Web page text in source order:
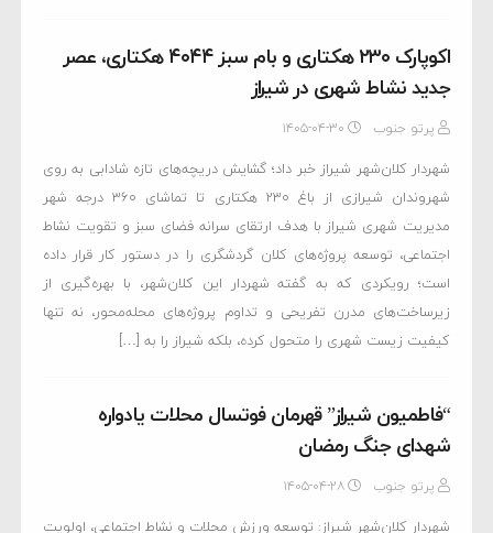
اکوپارک ۲۳۰ هکتاری و بام سبز ۴۰۴۴ هکتاری، عصر
جدید نشاط شهری در شیراز
پرتو جنوب ۱۴۰۵-۰۴-۳۰
شهردار کلان‌شهر شیراز خبر داد؛ گشایش دریچه‌های تازه شادابی به روی
شهروندان شیرازی از باغ ۲۳۰ هکتاری تا تماشای ۳۶۰ درجه شهر
مدیریت شهری شیراز با هدف ارتقای سرانه فضای سبز و تقویت نشاط
اجتماعی، توسعه پروژه‌های کلان گردشگری را در دستور کار قرار داده
است؛ رویکردی که به گفته شهردار این کلان‌شهر، با بهره‌گیری از
زیرساخت‌های مدرن تفریحی و تداوم پروژه‌های محله‌محور، نه تنها
کیفیت زیست شهری را متحول کرده، بلکه شیراز را به […]
“فاطمیون شیراز” قهرمان فوتسال محلات یادواره
شهدای جنگ رمضان
پرتو جنوب ۱۴۰۵-۰۴-۲۸
شهردار کلان‌شهر شیراز: توسعه ورزش محلات و نشاط اجتماعی، اولویت